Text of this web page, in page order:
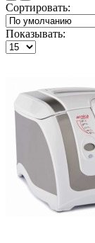
Сортировать:
Показывать: